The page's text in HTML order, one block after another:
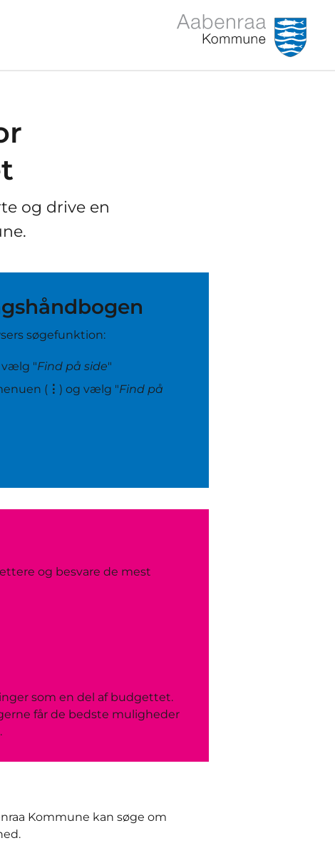
og drive en
søgefunktion:
vælg "Find på side"
(⋮ ) og vælg "Find på
og besvare de mest
som en del af budgettet.
får de bedste muligheder
Kommune kan søge om